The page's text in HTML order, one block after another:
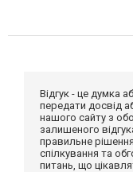
Відгук - це думка
передати досвід
нашого сайту з
залишеного
правильне
спілкування та
питань, що